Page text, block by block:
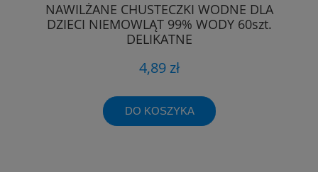
NAWILŻANE CHUSTECZKI WODNE DLA
DZIECI NIEMOWLĄT 99% WODY 60szt.
DELIKATNE
4,89 zł
DO KOSZYKA